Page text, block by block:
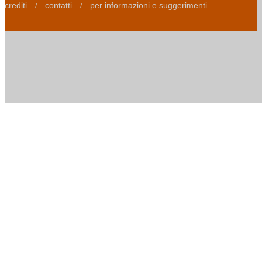
crediti / contatti / per informazioni e suggerimenti